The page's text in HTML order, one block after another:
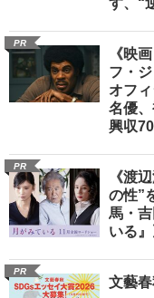
す、“
PR
《映
フ・
オフ
名優
興収
PR
《渡
の性”
馬・
いる』
PR
文藝